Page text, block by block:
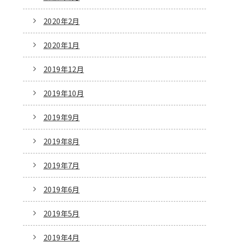
2020年2月
2020年1月
2019年12月
2019年10月
2019年9月
2019年8月
2019年7月
2019年6月
2019年5月
2019年4月